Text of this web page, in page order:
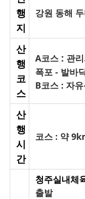
행
지
강원 동해
산
행
코
스
A코스 : 관
폭포 - 발바
B코스 : 자
산
행
시
간
코스 : 약
청주실내체
출발